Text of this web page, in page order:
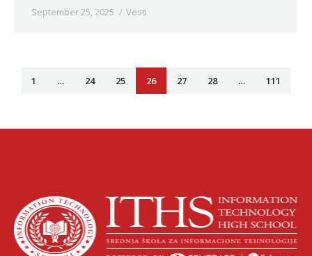
September 25, 2025 Vesti
1 … 24 25 26 27 28 … 111